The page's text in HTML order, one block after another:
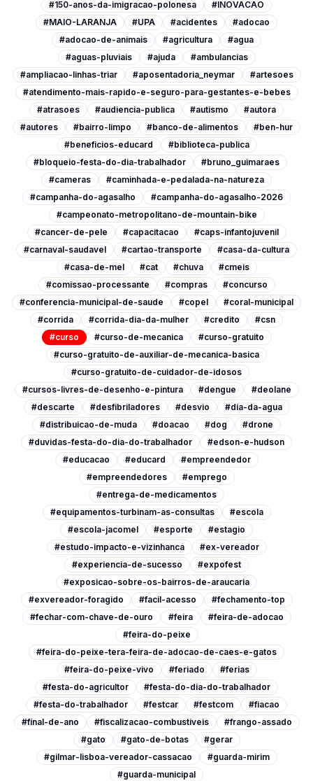
#150-anos-da-imigracao-polonesa
#INOVACAO
#MAIO-LARANJA
#UPA #acidentes
#adocao
#adocao-de-animais
#agricultura
#agua
#aguas-pluviais
#ajuda
#ambulancias
#ampliacao-linhas-triar
#aposentadoria_neymar
#artesoes
#atendimento-mais-rapido-e-seguro-para-gestantes-e-bebes
#atrasoes
#audiencia-publica #autismo
#autora
#autores
#bairro-limpo #banco-de-alimentos
#ben-hur
#beneficios-educard
#biblioteca-publica
#bloqueio-festa-do-dia-trabalhador
#bruno_guimaraes
#cameras
#caminhada-e-pedalada-na-natureza
#campanha-do-agasalho
#campanha-do-agasalho-2026
#campeonato-metropolitano-de-mountain-bike
#cancer-de-pele
#capacitacao
#caps-infantojuvenil
#carnaval-saudavel
#cartao-transporte
#casa-da-cultura
#casa-de-mel
#cat #chuva
#cmeis
#comissao-processante
#compras
#concurso
#conferencia-municipal-de-saude
#copel
#coral-municipal
#corrida
#corrida-dia-da-mulher #credito
#csn
#curso
#curso-de-mecanica
#curso-gratuito
#curso-gratuito-de-auxiliar-de-mecanica-basica
#curso-gratuito-de-cuidador-de-idosos
#cursos-livres-de-desenho-e-pintura
#dengue
#deolane
#descarte
#desfibriladores #desvio
#dia-da-agua
#distribuicao-de-muda
#doacao #dog
#drone
#duvidas-festa-do-dia-do-trabalhador
#edson-e-hudson
#educacao
#educard
#empreendedor
#empreendedores
#emprego
#entrega-de-medicamentos
#equipamentos-turbinam-as-consultas
#escola
#escola-jacomel
#esporte
#estagio
#estudo-impacto-e-vizinhanca
#ex-vereador
#experiencia-de-sucesso
#expofest
#exposicao-sobre-os-bairros-de-araucaria
#exvereador-foragido
#facil-acesso
#fechamento-top
#fechar-com-chave-de-ouro
#feira
#feira-de-adocao
#feira-do-peixe
#feira-do-peixe-tera-feira-de-adocao-de-caes-e-gatos
#feira-do-peixe-vivo
#feriado
#ferias
#festa-do-agricultor
#festa-do-dia-do-trabalhador
#festa-do-trabalhador
#festcar #festcom
#fiacao
#final-de-ano
#fiscalizacao-combustiveis
#frango-assado
#gato
#gato-de-botas
#gerar
#gilmar-lisboa-vereador-cassacao
#guarda-mirim
#guarda-municipal